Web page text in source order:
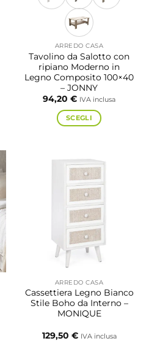
ARREDO CASA
Tavolino da Salotto con
ripiano Moderno in
Legno Composito 100×40
– JONNY
94,20 € IVA inclusa
SCEGLI
ha
più
varianti.
Le
opzioni
possono
essere
scelte
nella
del
prodotto
ARREDO CASA
Cassettiera Legno Bianco
Stile Boho da Interno –
MONIQUE
129,50 € IVA inclusa